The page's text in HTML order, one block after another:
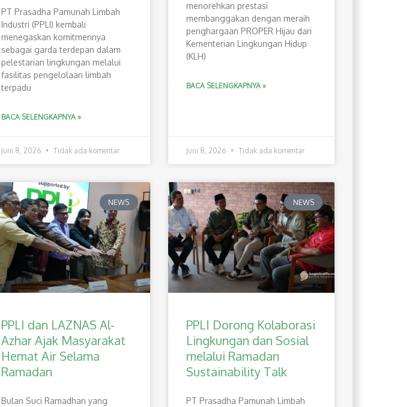
PT Prasadha Pamunah Limbah
Industri (PPLI) kembali
menegaskan komitmennya
sebagai garda terdepan dalam
pelestarian lingkungan melalui
fasilitas pengelolaan limbah
terpadu
BACA SELENGKAPNYA »
Juni 8, 2026 Tidak ada komentar
menorehkan prestasi
membanggakan dengan meraih
penghargaan PROPER Hijau dari
Kementerian Lingkungan Hidup
(KLH)
BACA SELENGKAPNYA »
Juni 8, 2026 Tidak ada komentar
NEWS
PPLI dan LAZNAS Al-
Azhar Ajak Masyarakat
Hemat Air Selama
Ramadan
Bulan Suci Ramadhan yang
NEWS
PPLI Dorong Kolaborasi
Lingkungan dan Sosial
melalui Ramadan
Sustainability Talk
PT Prasadha Pamunah Limbah